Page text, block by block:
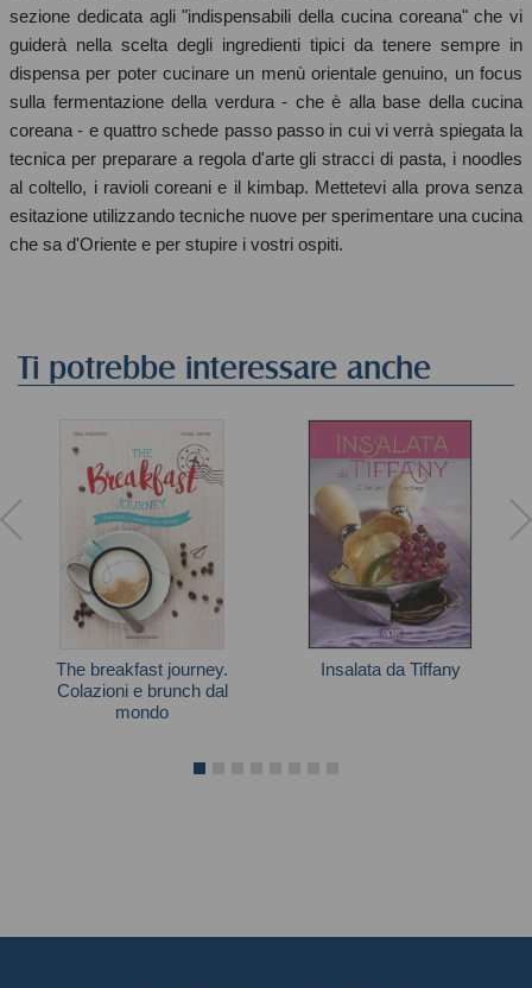
sezione dedicata agli "indispensabili della cucina coreana" che vi
guiderà nella scelta degli ingredienti tipici da tenere sempre in
dispensa per poter cucinare un menù orientale genuino, un focus
sulla fermentazione della verdura - che è alla base della cucina
coreana - e quattro schede passo passo in cui vi verrà spiegata la
tecnica per preparare a regola d'arte gli stracci di pasta, i noodles
al coltello, i ravioli coreani e il kimbap. Mettetevi alla prova senza
esitazione utilizzando tecniche nuove per sperimentare una cucina
che sa d'Oriente e per stupire i vostri ospiti.
Ti potrebbe interessare anche
The breakfast journey.
Colazioni e brunch dal
mondo
Insalata da Tiffany